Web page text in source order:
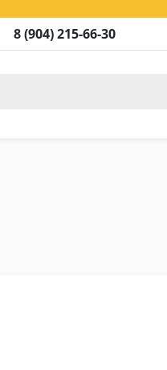
8 (904) 215-66-30